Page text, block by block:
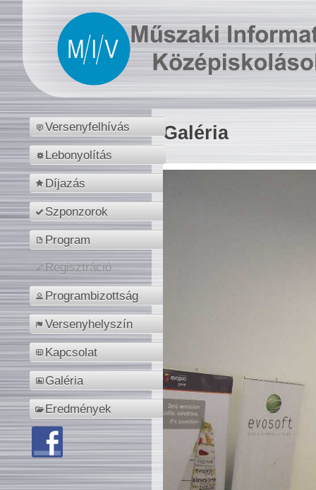
Versenyfelhívás
Lebonyolítás
Díjazás
Szponzorok
Program
Regisztráció
Programbizottság
Versenyhelyszín
Kapcsolat
Galéria
Eredmények
Galéria